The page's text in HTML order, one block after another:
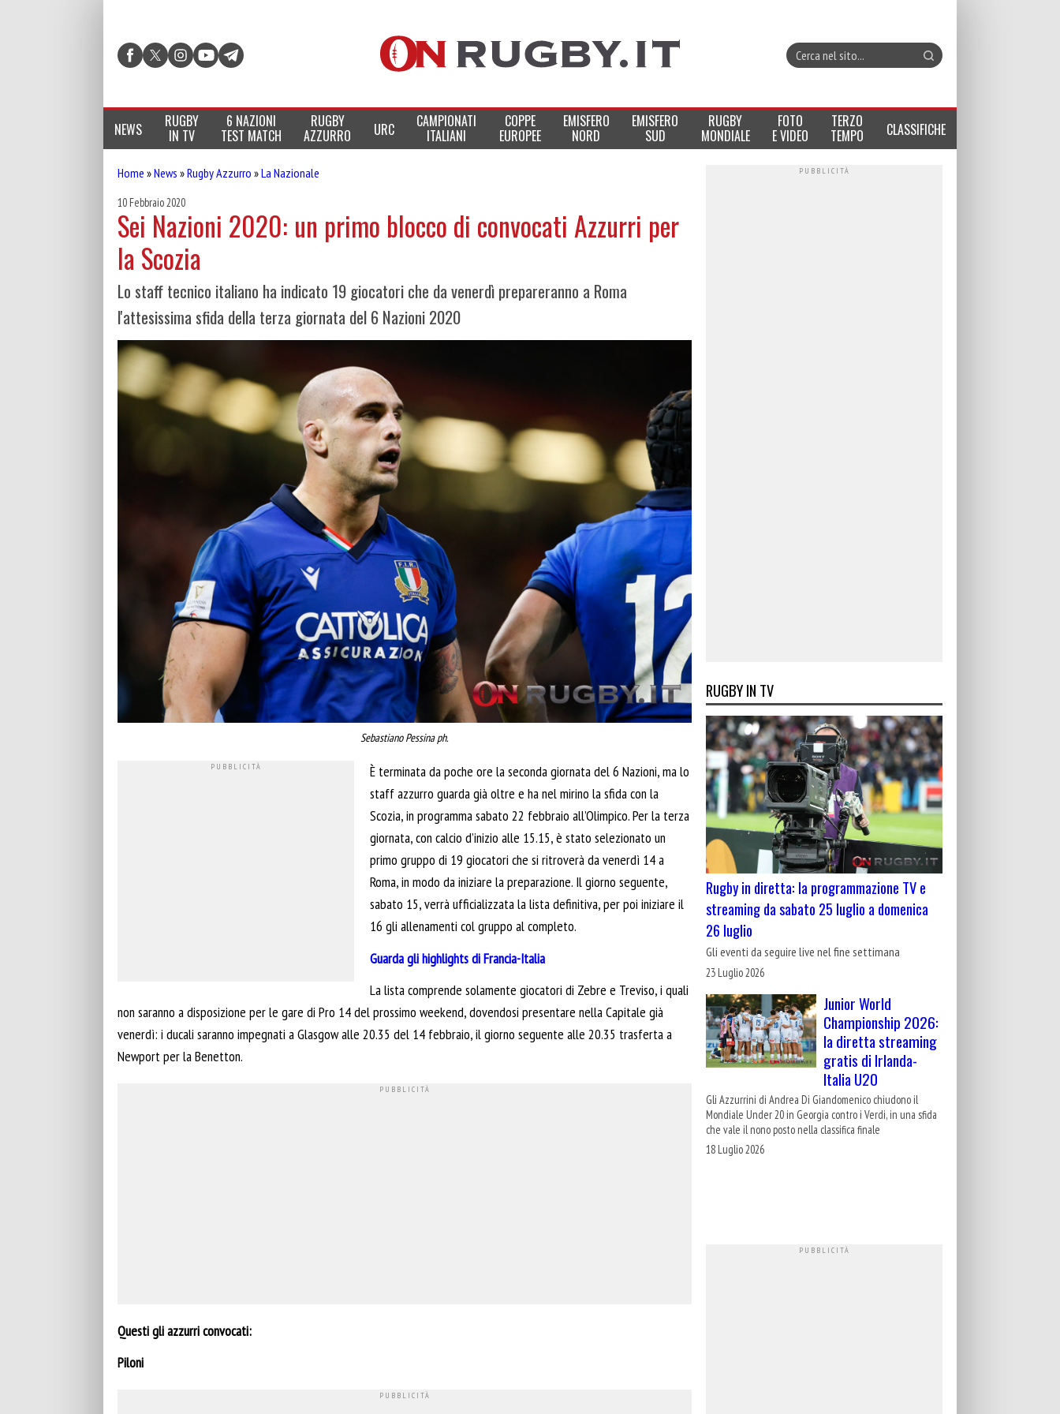
NEWS RUGBY
IN TV
6 NAZIONI
TEST MATCH
RUGBY
AZZURRO URC CAMPIONATI
ITALIANI
COPPE
EUROPEE
EMISFERO
NORD
EMISFERO
SUD
RUGBY
MONDIALE
FOTO
E VIDEO
TERZO
TEMPO CLASSIFICHE
Home »News »Rugby Azzurro »La Nazionale
10 Febbraio 2020
Sei Nazioni 2020: un primo blocco di convocati Azzurri per
la Scozia
Lo staff tecnico italiano ha indicato 19 giocatori che da venerdì prepareranno a Roma
l'attesissima sfida della terza giornata del 6 Nazioni 2020
Sebastiano Pessina ph.
È terminata da poche ore la seconda giornata del 6 Nazioni, ma lo
staff azzurro guarda già oltre e ha nel mirino la sfida con la
Scozia, in programma sabato 22 febbraio all’Olimpico. Per la terza
giornata, con calcio d’inizio alle 15.15, è stato selezionato un
primo gruppo di 19 giocatori che si ritroverà da venerdì 14 a
Roma, in modo da iniziare la preparazione. Il giorno seguente,
sabato 15, verrà ufficializzata la lista definitiva, per poi iniziare il
16 gli allenamenti col gruppo al completo.
Guarda gli highlights di Francia-Italia
La lista comprende solamente giocatori di Zebre e Treviso, i quali
non saranno a disposizione per le gare di Pro 14 del prossimo weekend, dovendosi presentare nella Capitale già
venerdì: i ducali saranno impegnati a Glasgow alle 20.35 del 14 febbraio, il giorno seguente alle 20.35 trasferta a
Newport per la Benetton.
Questi gli azzurri convocati:
Piloni
RUGBY IN TV
Rugby in diretta: la programmazione TV e
streaming da sabato 25 luglio a domenica
26 luglio
Gli eventi da seguire live nel fine settimana
23 Luglio 2026
Junior World
Championship 2026:
la diretta streaming
gratis di Irlanda-
Italia U20
Gli Azzurrini di Andrea Di Giandomenico chiudono il
Mondiale Under 20 in Georgia contro i Verdi, in una sfida
che vale il nono posto nella classifica finale
18 Luglio 2026